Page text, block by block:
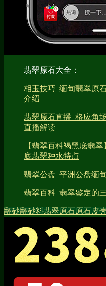
翡翠原石大全：
相玉技巧_缅甸翡翠原
介绍
翡翠原石直播_格应角
直播解读
【翡翠百科褐黑底翡
底翡翠种水特点
翡翠公盘_平洲公盘缅
翡翠百科_翡翠鉴定的
翻砂翻砂料翡翠原石原石皮